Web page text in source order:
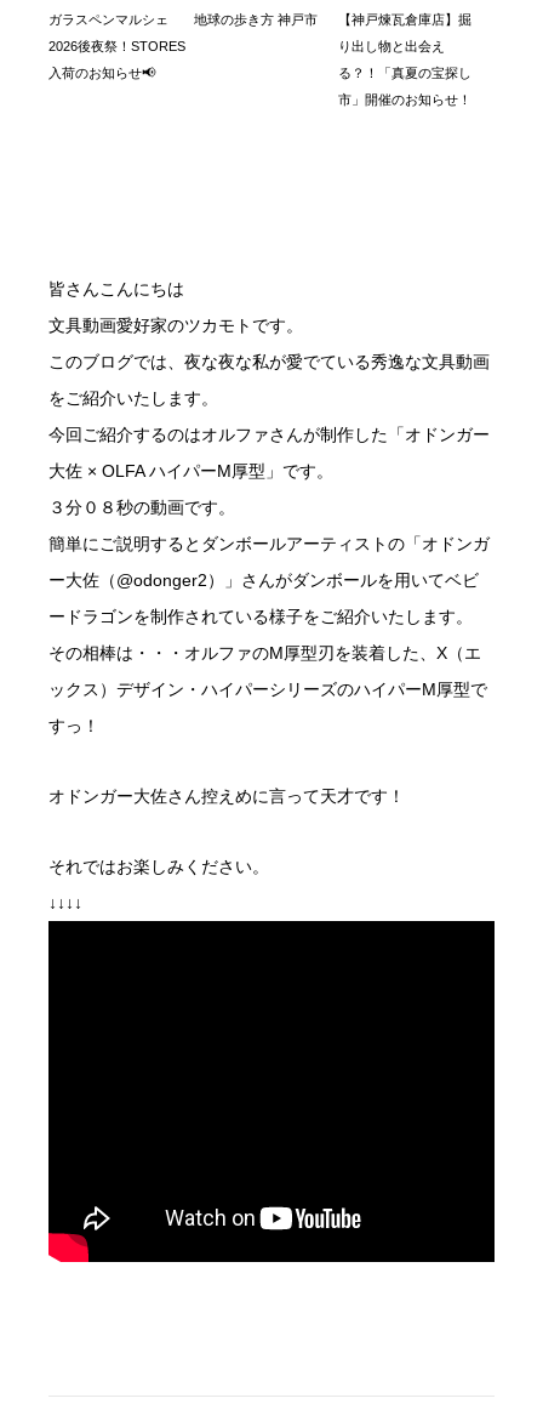
ガラスペンマルシェ
2026後夜祭！STORES
入荷のお知らせ📢
地球の歩き方 神戸市
【神戸煉瓦倉庫店】掘
り出し物と出会え
る？！「真夏の宝探し
市」開催のお知らせ！
皆さんこんにちは
文具動画愛好家のツカモトです。
このブログでは、夜な夜な私が愛でている秀逸な文具動画
をご紹介いたします。
今回ご紹介するのはオルファさんが制作した「オドンガー
大佐 × OLFA ハイパーM厚型」です。
３分０８秒の動画です。
簡単にご説明するとダンボールアーティストの「オドンガ
ー大佐（@odonger2）」さんがダンボールを用いてベビ
ードラゴンを制作されている様子をご紹介いたします。
その相棒は・・・オルファのM厚型刃を装着した、X（エ
ックス）デザイン・ハイパーシリーズのハイパーM厚型で
すっ！
オドンガー大佐さん控えめに言って天才です！
それではお楽しみください。
↓↓↓↓